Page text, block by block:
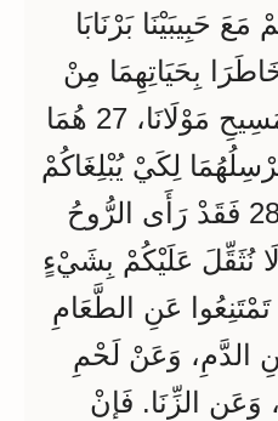
حَبِيبَيْنَا بَرْنَابَا
خَاطَرَا بِحَيَاتِهِمَا مِنْ
أَجْلِ اسْمِ عِيسَى الْمَسِيحِ مَوْلَانَا، 27 هُمَا
لِكَيْ يُبْلِغَاكُمْ
شَفَوِيًّا مَا نَكْتُبُهُ هُنَا. 28 فَقَدْ رَأَى الرُّوحُ
نُثَقِّلَ عَلَيْكُمْ بِشَيْءٍ
مِنْ هَذَا: 29 أَنْ تَمْتَنِعُوا عَنِ الطَّعَامِ
الدَّمِ، وَعَنْ لَحْمِ
وَعَنِ الزِّنَا. فَإِنْ